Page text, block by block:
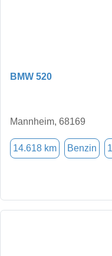
BMW 520
Mannheim, 68169
14.618 km Benzin